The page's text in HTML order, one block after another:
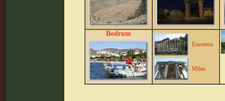
Bodrum
Euromos
Milas